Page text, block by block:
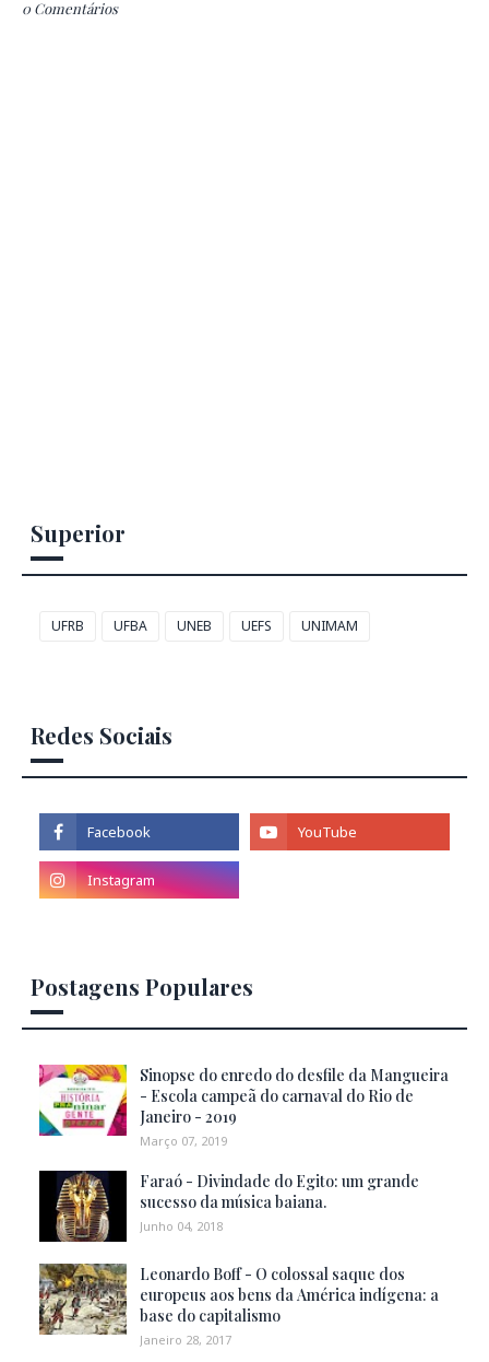
0 Comentários
Superior
UFRB UFBA UNEB UEFS UNIMAM
Redes Sociais
Postagens Populares
Sinopse do enredo do desfile da Mangueira
- Escola campeã do carnaval do Rio de
Janeiro - 2019
Março 07, 2019
Faraó - Divindade do Egito: um grande
sucesso da música baiana.
Junho 04, 2018
Leonardo Boff - O colossal saque dos
europeus aos bens da América indígena: a
base do capitalismo
Janeiro 28, 2017